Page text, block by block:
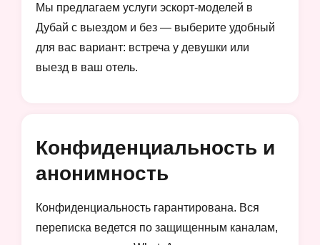
Мы предлагаем услуги эскорт-моделей в
Дубай с выездом и без — выберите удобный
для вас вариант: встреча у девушки или
выезд в ваш отель.
Конфиденциальность и
анонимность
Конфиденциальность гарантирована. Вся
переписка ведется по защищенным каналам,